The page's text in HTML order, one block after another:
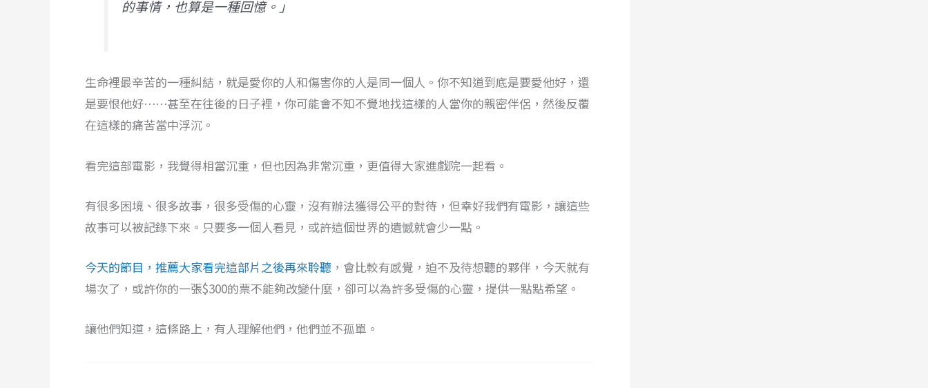
的事情，也算是一種回憶。」
生命裡最辛苦的一種糾結，就是愛你的人和傷害你的人是同一個人。你不知道到底是要愛他好，還
是要恨他好⋯⋯甚至在往後的日子裡，你可能會不知不覺地找這樣的人當你的親密伴侶，然後反覆
在這樣的痛苦當中浮沉。
看完這部電影，我覺得相當沉重，但也因為非常沉重，更值得大家進戲院一起看。
有很多困境、很多故事，很多受傷的心靈，沒有辦法獲得公平的對待，但幸好我們有電影，讓這些
故事可以被記錄下來。只要多一個人看見，或許這個世界的遺憾就會少一點。
今天的節目，推薦大家看完這部片之後再來聆聽 ，會比較有感覺，迫不及待想聽的夥伴，今天就有
場次了，或許你的一張$300的票不能夠改變什麼，卻可以為許多受傷的心靈，提供一點點希望。
讓他們知道，這條路上，有人理解他們，他們並不孤單。